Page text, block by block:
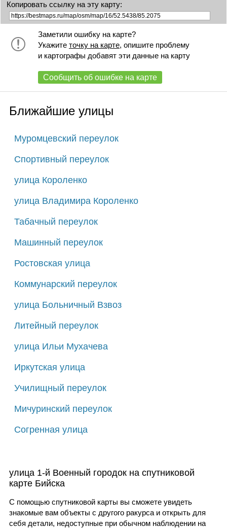
Копировать ссылку на эту карту:
Заметили ошибку на карте?
Укажите точку на карте, опишите проблему
и картографы добавят эти данные на карту
Сообщить об ошибке на карте
Ближайшие улицы
Муромцевский переулок
Спортивный переулок
улица Короленко
улица Владимира Короленко
Табачный переулок
Машинный переулок
Ростовская улица
Коммунарский переулок
улица Больничный Взвоз
Литейный переулок
улица Ильи Мухачева
Иркутская улица
Училищный переулок
Мичуринский переулок
Согренная улица
улица 1-й Военный городок на спутниковой
карте Бийска
С помощью спутниковой карты вы сможете увидеть
знакомые вам объекты с другого ракурса и открыть для
себя детали, недоступные при обычном наблюдении на